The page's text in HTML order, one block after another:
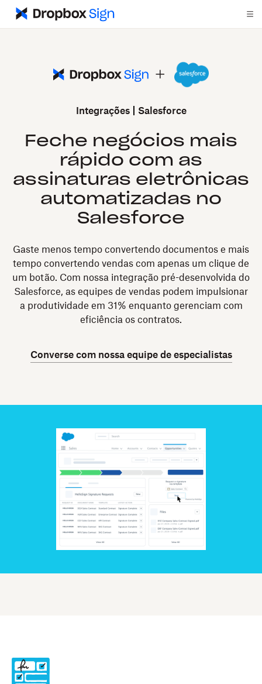
Integrações Salesforce
Feche negócios mais
rápido com as
assinaturas eletrônicas
automatizadas no
Salesforce
Gaste menos tempo convertendo documentos e mais
tempo convertendo vendas com apenas um clique de
um botão. Com nossa integração pré-desenvolvida do
Salesforce, as equipes de vendas podem impulsionar
a produtividade em 31% enquanto gerenciam com
eficiência os contratos.
Converse com nossa equipe de especialistas